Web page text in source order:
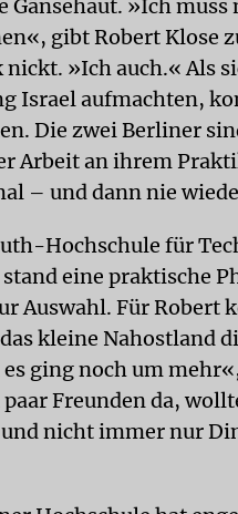
Gänsehaut. »Ich muss
gibt Robert Klose
»Ich auch.« Als
Israel aufmachten,
Die zwei Berliner
Arbeit an ihrem
– und dann nie
Hochschule für
eine praktische
Auswahl. Für Robert
kleine Nahostland
ging noch um
Freunden da,
nicht immer nur